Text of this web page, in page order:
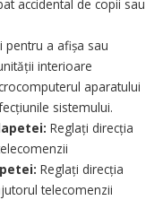
accidental de copii sau
pentru a afișa sau
interioare
aparatului
sistemului.
Reglați direcția
Reglați direcția
telecomenzii